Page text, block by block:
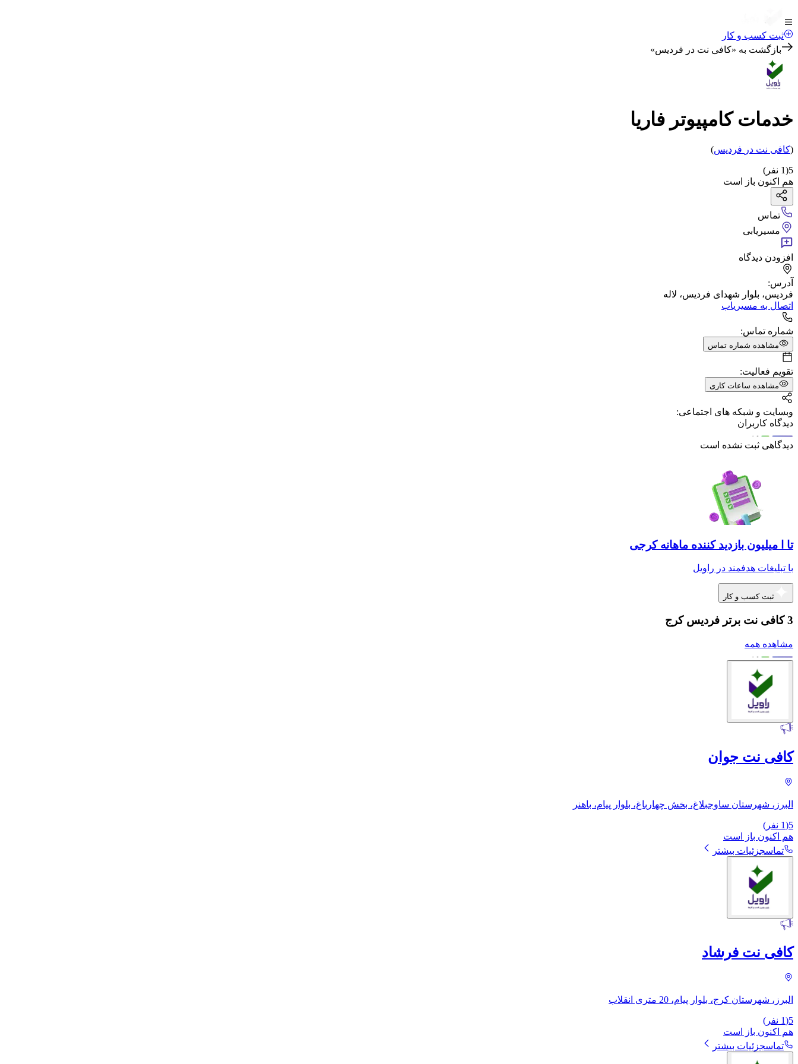
ثبت کسب و کار
بازگشت به «کافی نت در فردیس»
خدمات کامپیوتر فاریا
(کافی نت در فردیس)
5
(
1 نفر)
هم اکنون باز است
تماس
مسیریابی
افزودن دیدگاه
آدرس:
فردیس، بلوار شهدای فردیس، لاله
اتصال به مسیریاب
شماره تماس:
مشاهده شماره تماس
تقویم فعالیت:
مشاهده ساعات کاری
وبسایت و شبکه های اجتماعی:
دیدگاه کاربران
دیدگاهی ثبت نشده است
تا ا میلیون بازدید کننده ماهانه کرجی
با تبلیغات هدفمند در راویل
ثبت کسب و کار
3 کافی نت برتر فردیس کرج
مشاهده همه
کافی نت جوان
البرز، شهرستان ساوجبلاغ، بخش چهارباغ، بلوار پیام، باهنر
5
(
1 نفر)
هم اکنون باز است
تماسجزئیات بیشتر
کافی نت فرشاد
البرز، شهرستان کرج، بلوار پیام، 20 متری انقلاب
5
(
1 نفر)
هم اکنون باز است
تماسجزئیات بیشتر